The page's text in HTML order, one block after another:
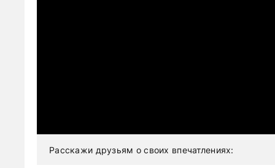
Расскажи друзьям о своих впечатлениях: